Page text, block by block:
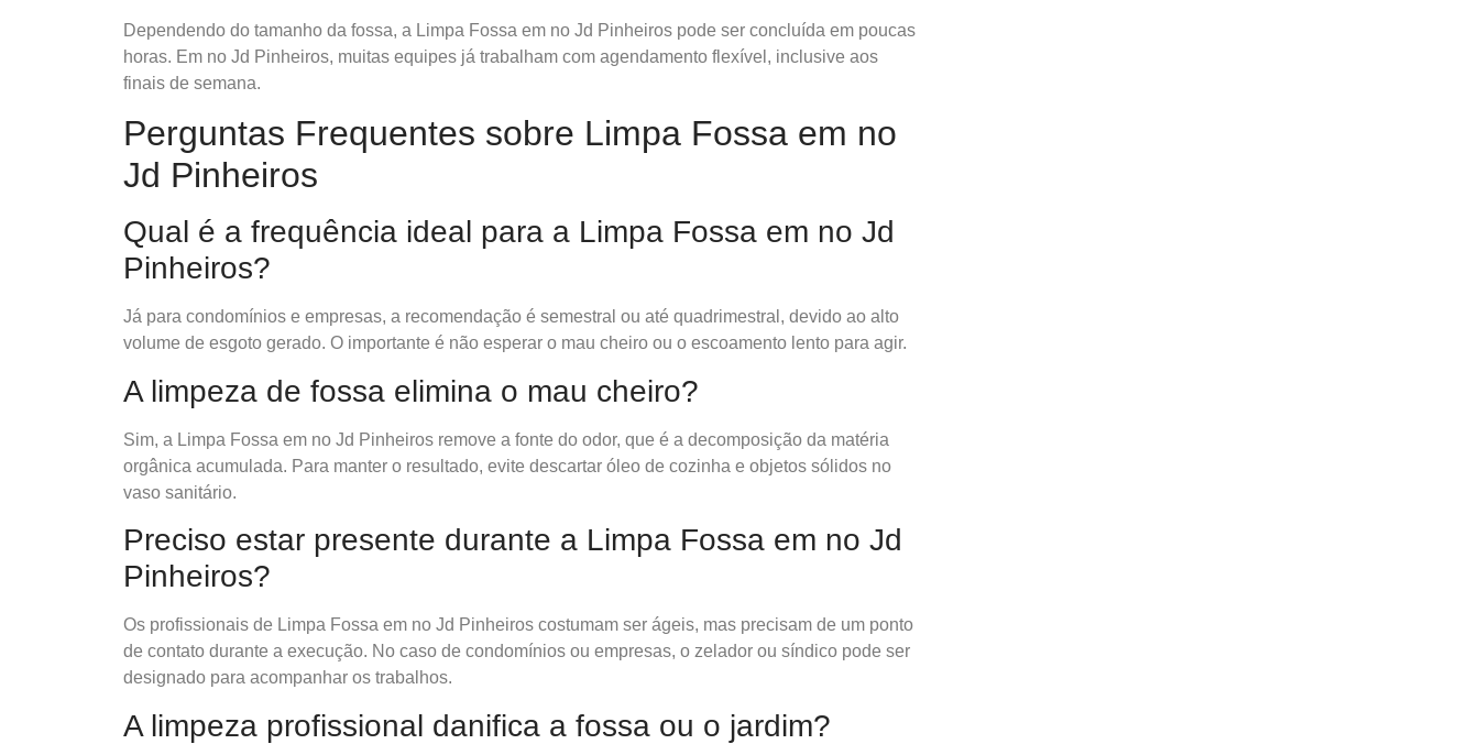
Dependendo do tamanho da fossa, a Limpa Fossa em no Jd Pinheiros pode ser concluída em poucas
horas. Em no Jd Pinheiros, muitas equipes já trabalham com agendamento flexível, inclusive aos
finais de semana.
Perguntas Frequentes sobre Limpa Fossa em no
Jd Pinheiros
Qual é a frequência ideal para a Limpa Fossa em no Jd
Pinheiros?
Já para condomínios e empresas, a recomendação é semestral ou até quadrimestral, devido ao alto
volume de esgoto gerado. O importante é não esperar o mau cheiro ou o escoamento lento para agir.
A limpeza de fossa elimina o mau cheiro?
Sim, a Limpa Fossa em no Jd Pinheiros remove a fonte do odor, que é a decomposição da matéria
orgânica acumulada. Para manter o resultado, evite descartar óleo de cozinha e objetos sólidos no
vaso sanitário.
Preciso estar presente durante a Limpa Fossa em no Jd
Pinheiros?
Os profissionais de Limpa Fossa em no Jd Pinheiros costumam ser ágeis, mas precisam de um ponto
de contato durante a execução. No caso de condomínios ou empresas, o zelador ou síndico pode ser
designado para acompanhar os trabalhos.
A limpeza profissional danifica a fossa ou o jardim?